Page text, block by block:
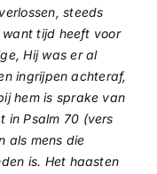
steeds
want tijd heeft voor
Hij was er al
ingrijpen achteraf,
hem is sprake van
in Psalm 70 (vers
als mens die
is. Het haasten